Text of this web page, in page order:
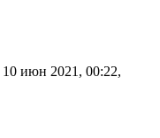
10 июн 2021, 00:22,